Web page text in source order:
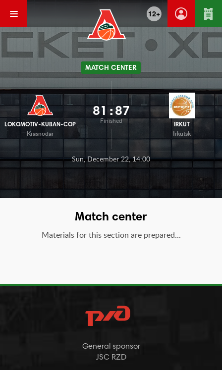
12+
MATCH CENTER
LOKOMOTIV-KUBAN-COP
Krasnodar
81 : 87
Finished
IRKUT
Irkutsk
Sun, December 22, 14:00
Match center
Materials for this section are prepared...
General sponsor
JSC RZD